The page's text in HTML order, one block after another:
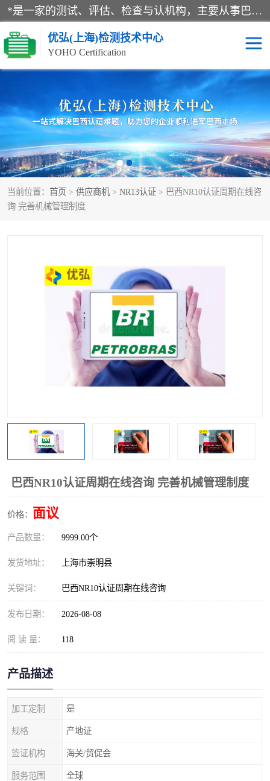
*是一家的测试、评估、检查与认机构，主要从事巴西NR10认证、NR12认证、NR13认证；ANATEL认证、INMTRO认证，欧盟CE认证：MD认证，PED认证，MID认证，ATEX认证，德国蓝色天使认证。
优弘(上海)检测技术中心
YOHO Certification
当前位置： 首页 > 供应商机 > NR13认证 > 巴西NR10认证周期在线咨
询 完善机械管理制度
巴西NR10认证周期在线咨询 完善机械管理制度
价格： 面议
产品数量： 9999.00个
发货地址： 上海市崇明县
关键词： 巴西NR10认证周期在线咨询
发布日期： 2026-08-08
阅 读 量： 118
产品描述
加工定制 是
规格 产地证
签证机构 海关/贸促会
服务范围 全球
RECYCLASS认证 NR10认证
NR12认证 NR13认证
ART认证 巴西NR认证
巴西认证 RETIE认证